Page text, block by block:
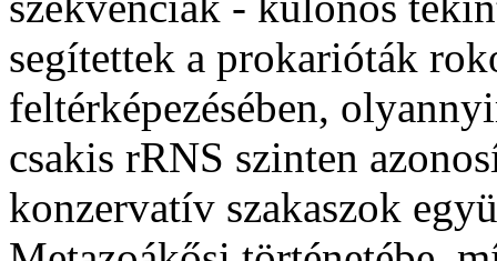
segítettek a prokarióták
feltérképezésében,
csakis rRNS szinten
konzervatív szakaszok